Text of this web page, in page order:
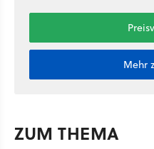
Mehr
ZUM THEMA